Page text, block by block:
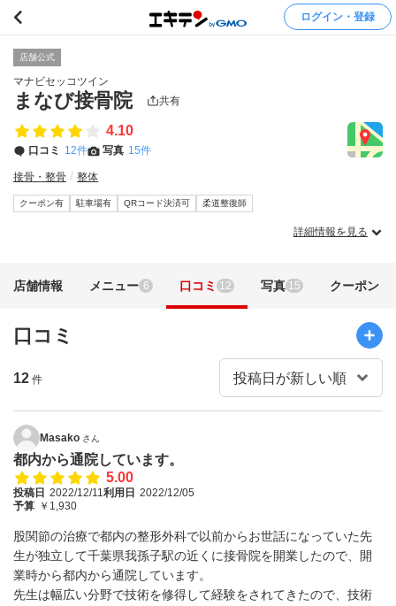
ログイン・登録
店舗公式
マナビセッコツイン
まなび接骨院 共有
4.10
口コミ 12件 写真 15件
接骨・整骨 整体
クーポン有 駐車場有 QRコード決済可 柔道整復師
詳細情報を見る
店舗情報 メニュー 6 口コミ 12 写真 15 クーポン
口コミ
12 件
Masako さん
都内から通院しています。
5.00
投稿日 2022/12/11利用日 2022/12/05
予算 ￥1,930
股関節の治療で都内の整形外科で以前からお世話になっていた先
生が独立して千葉県我孫子駅の近くに接骨院を開業したので、開
業時から都内から通院しています。
先生は幅広い分野で技術を修得して経験をされてきたので、技術